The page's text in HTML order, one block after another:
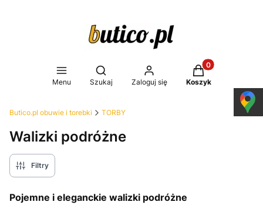
Menu
Otwórz wyszukiwarkę
Szukaj Zaloguj się
Produkty w
Koszyk
Butico.pl obuwie i torebki TORBY
Walizki podróżne
Filtry
Pojemne i eleganckie walizki podróżne